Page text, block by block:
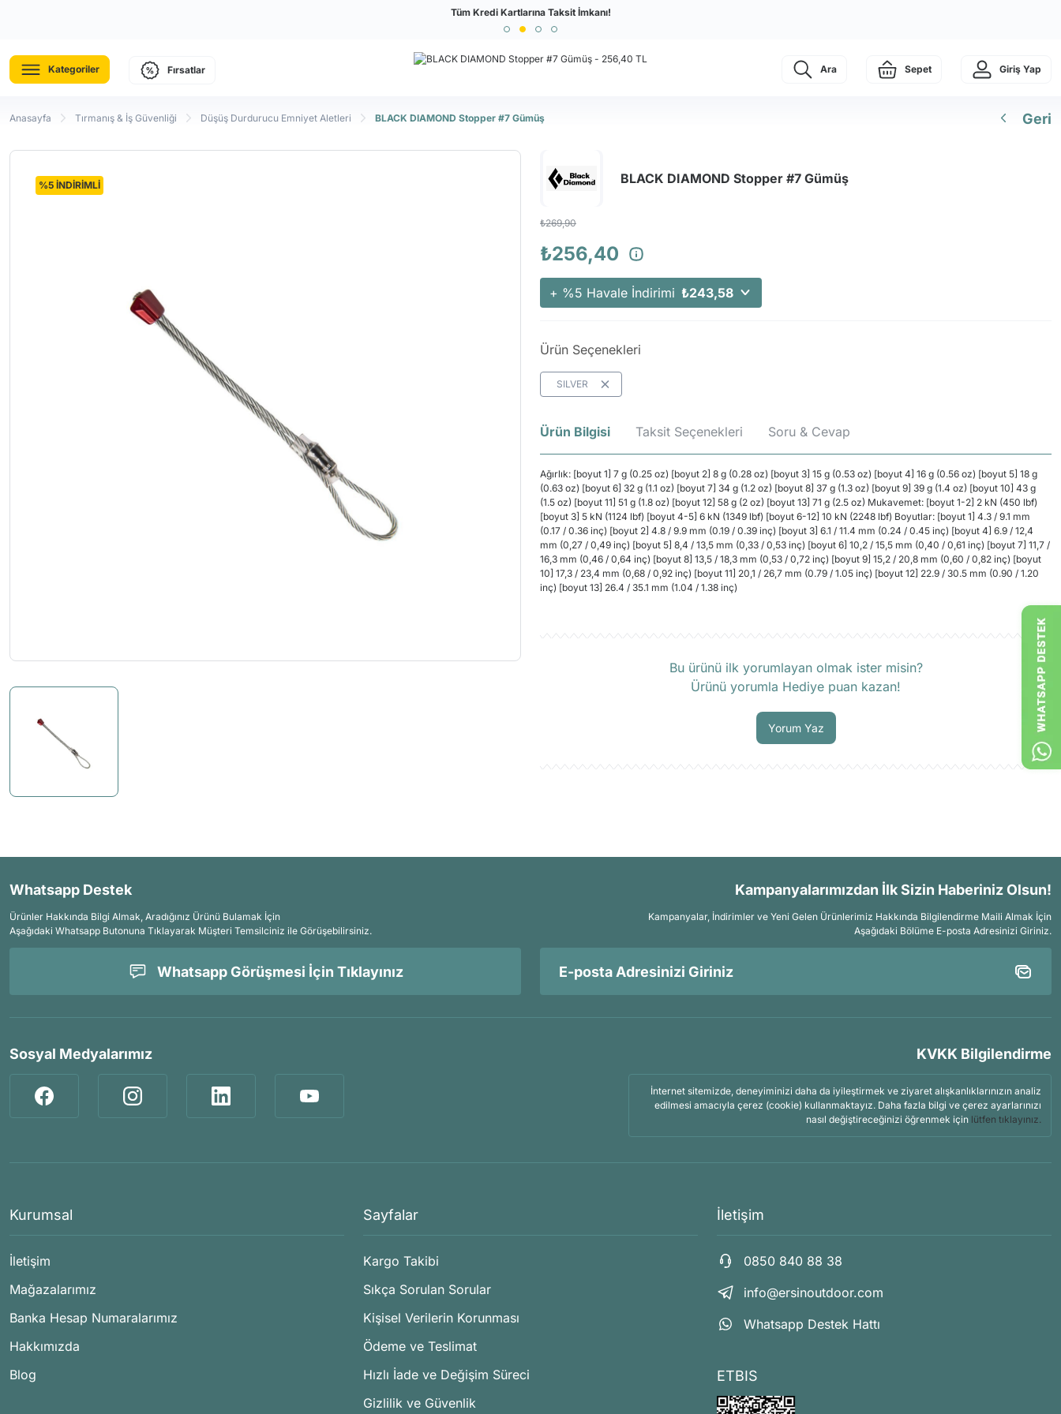
Türkiye'nin En Büyük Outdoor Sitesi
Tüm Kredi Kartlarına Taksit İmkanı!
Kategoriler Fırsatlar Ara Sepet Giriş Yap
Anasayfa Tırmanış & İş Güvenliği Düşüş Durdurucu Emniyet Aletleri BLACK DIAMOND Stopper #7 Gümüş Geri
%5 İNDİRİMLİ BLACK DIAMOND Stopper #7 Gümüş
₺269,90
₺256,40
+ %5 Havale İndirimi ₺243,58
Ürün Seçenekleri
SILVER
Ürün Bilgisi Taksit Seçenekleri Soru & Cevap
Ağırlık: [boyut 1] 7 g (0.25 oz) [boyut 2] 8 g (0.28 oz) [boyut 3] 15 g (0.53 oz) [boyut 4] 16 g (0.56 oz) [boyut 5] 18 g
(0.63 oz) [boyut 6] 32 g (1.1 oz) [boyut 7] 34 g (1.2 oz) [boyut 8] 37 g (1.3 oz) [boyut 9] 39 g (1.4 oz) [boyut 10] 43 g
(1.5 oz) [boyut 11] 51 g (1.8 oz) [boyut 12] 58 g (2 oz) [boyut 13] 71 g (2.5 oz) Mukavemet: [boyut 1-2] 2 kN (450 lbf)
[boyut 3] 5 kN (1124 lbf) [boyut 4-5] 6 kN (1349 lbf) [boyut 6-12] 10 kN (2248 lbf) Boyutlar: [boyut 1] 4.3 / 9.1 mm
(0.17 / 0.36 inç) [boyut 2] 4.8 / 9.9 mm (0.19 / 0.39 inç) [boyut 3] 6.1 / 11.4 mm (0.24 / 0.45 inç) [boyut 4] 6.9 / 12,4
mm (0,27 / 0,49 inç) [boyut 5] 8,4 / 13,5 mm (0,33 / 0,53 inç) [boyut 6] 10,2 / 15,5 mm (0,40 / 0,61 inç) [boyut 7] 11,7 /
16,3 mm (0,46 / 0,64 inç) [boyut 8] 13,5 / 18,3 mm (0,53 / 0,72 inç) [boyut 9] 15,2 / 20,8 mm (0,60 / 0,82 inç) [boyut
10] 17,3 / 23,4 mm (0,68 / 0,92 inç) [boyut 11] 20,1 / 26,7 mm (0.79 / 1.05 inç) [boyut 12] 22.9 / 30.5 mm (0.90 / 1.20
inç) [boyut 13] 26.4 / 35.1 mm (1.04 / 1.38 inç)
Bu ürünü ilk yorumlayan olmak ister misin?
Ürünü yorumla Hediye puan kazan!
Yorum Yaz
Whatsapp Destek
Ürünler Hakkında Bilgi Almak, Aradığınız Ürünü Bulamak İçin
Aşağıdaki Whatsapp Butonuna Tıklayarak Müşteri Temsilciniz ile Görüşebilirsiniz.
Whatsapp Görüşmesi İçin Tıklayınız
Kampanyalarımızdan İlk Sizin Haberiniz Olsun!
Kampanyalar, İndirimler ve Yeni Gelen Ürünlerimiz Hakkında Bilgilendirme Maili Almak İçin
Aşağıdaki Bölüme E-posta Adresinizi Giriniz.
Sosyal Medyalarımız KVKK Bilgilendirme
İnternet sitemizde, deneyiminizi daha da iyileştirmek ve ziyaret alışkanlıklarınızın analiz
edilmesi amacıyla çerez (cookie) kullanmaktayız. Daha fazla bilgi ve çerez ayarlarınızı
nasıl değiştireceğinizi öğrenmek için lütfen tıklayınız.
Kurumsal
İletişim
Mağazalarımız
Banka Hesap Numaralarımız
Hakkımızda
Blog
Sayfalar
Kargo Takibi
Sıkça Sorulan Sorular
Kişisel Verilerin Korunması
Ödeme ve Teslimat
Hızlı İade ve Değişim Süreci
Gizlilik ve Güvenlik
İletişim
0850 840 88 38
info@ersinoutdoor.com
Whatsapp Destek Hattı
ETBIS